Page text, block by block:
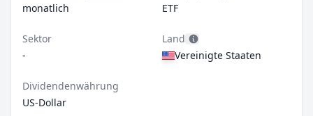
monatlich
ETF
Sektor
-
Land
Vereinigte Staaten
Dividendenwährung
US-Dollar